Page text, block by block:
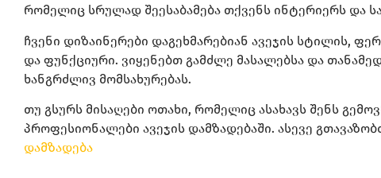
რომელიც სრულად შეესაბამება თქვენს ინტერიერს და
ჩვენი დიზაინერები დაგეხმარებიან ავეჯის სტილის,
და ფუნქციური. ვიყენებთ გამძლე მასალებსა და
ხანგრძლივ მომსახურებას.
თუ გსურს მისაღები ოთახი, რომელიც ასახავს შენს
პროფესიონალები ავეჯის დამზადებაში. ასევე
დამზადება